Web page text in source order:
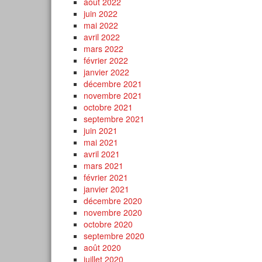
juin 2022
mai 2022
avril 2022
mars 2022
février 2022
janvier 2022
décembre 2021
novembre 2021
octobre 2021
septembre 2021
juin 2021
mai 2021
avril 2021
mars 2021
février 2021
janvier 2021
décembre 2020
novembre 2020
octobre 2020
septembre 2020
août 2020
juillet 2020